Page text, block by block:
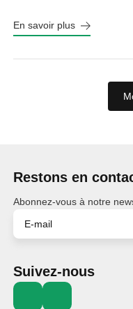
En savoir plus
Restons en
Abonnez-vous à notre
Suivez-nous